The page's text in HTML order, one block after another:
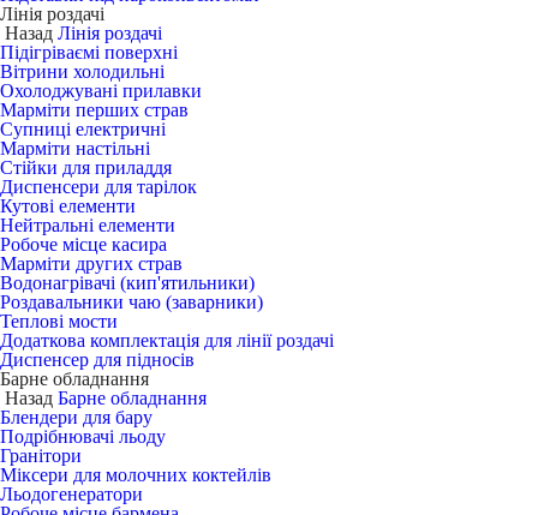
Лінія роздачі
Назад Лінія роздачі
Підігріваємі поверхні
Вітрини холодильні
Охолоджувані прилавки
Марміти перших страв
Супниці електричні
Марміти настільні
Стійки для приладдя
Диспенсери для тарілок
Кутові елементи
Нейтральні елементи
Робоче місце касира
Марміти других страв
Водонагрівачі (кип'ятильники)
Роздавальники чаю (заварники)
Теплові мости
Додаткова комплектація для лінії роздачі
Диспенсер для підносів
Барне обладнання
Назад Барне обладнання
Блендери для бару
Подрібнювачі льоду
Гранітори
Міксери для молочних коктейлів
Льодогенератори